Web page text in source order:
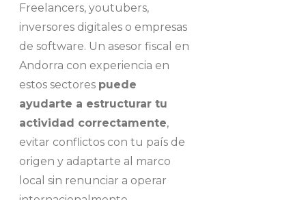
Freelancers, youtubers,
inversores digitales o empresas
de software. Un asesor fiscal en
Andorra con experiencia en
estos sectores puede
ayudarte a estructurar tu
actividad correctamente,
evitar conflictos con tu país de
origen y adaptarte al marco
local sin renunciar a operar